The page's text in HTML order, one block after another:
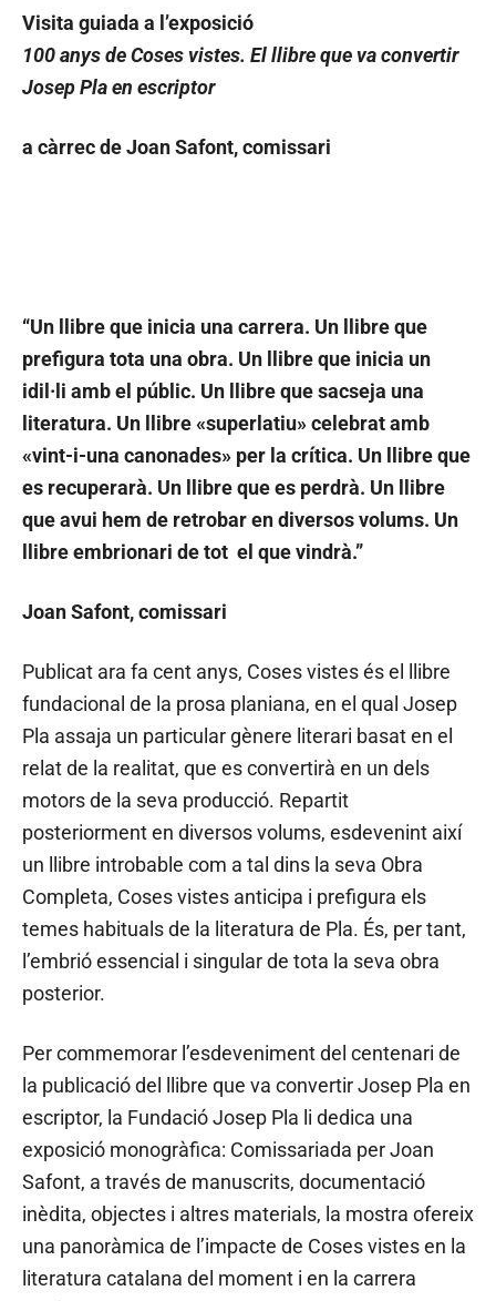
Visita guiada a l’exposició
100 anys de Coses vistes. El llibre que va convertir
Josep Pla en escriptor
a càrrec de Joan Safont, comissari
“Un llibre que inicia una carrera. Un llibre que
prefigura tota una obra. Un llibre que inicia un
idil·li amb el públic. Un llibre que sacseja una
literatura. Un llibre «superlatiu» celebrat amb
«vint-i-una canonades» per la crítica. Un llibre que
es recuperarà. Un llibre que es perdrà. Un llibre
que avui hem de retrobar en diversos volums. Un
llibre embrionari de tot el que vindrà.”
Joan Safont, comissari
Publicat ara fa cent anys, Coses vistes és el llibre
fundacional de la prosa planiana, en el qual Josep
Pla assaja un particular gènere literari basat en el
relat de la realitat, que es convertirà en un dels
motors de la seva producció. Repartit
posteriorment en diversos volums, esdevenint així
un llibre introbable com a tal dins la seva Obra
Completa, Coses vistes anticipa i prefigura els
temes habituals de la literatura de Pla. És, per tant,
l’embrió essencial i singular de tota la seva obra
posterior.
Per commemorar l’esdeveniment del centenari de
la publicació del llibre que va convertir Josep Pla en
escriptor, la Fundació Josep Pla li dedica una
exposició monogràfica: Comissariada per Joan
Safont, a través de manuscrits, documentació
inèdita, objectes i altres materials, la mostra ofereix
una panoràmica de l’impacte de Coses vistes en la
literatura catalana del moment i en la carrera